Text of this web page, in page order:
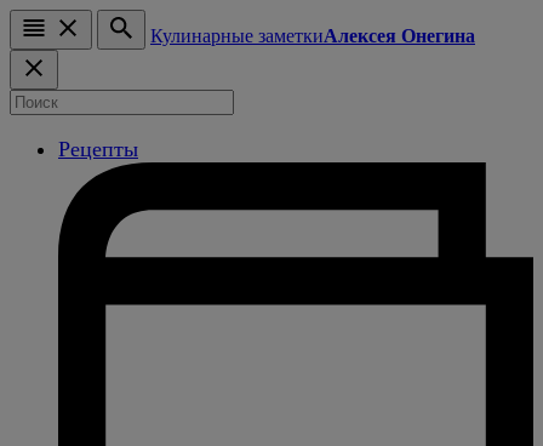
Кулинарные заметкиАлексея Онегина
Рецепты